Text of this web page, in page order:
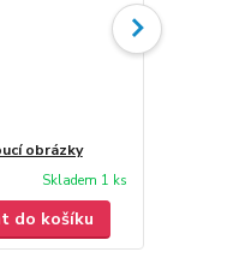
obrázky
Skladem 1 ks
do košíku